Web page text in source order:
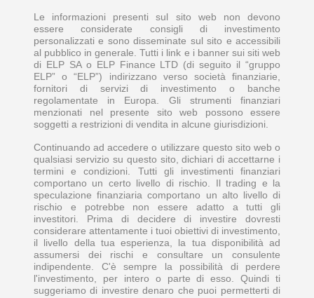
Le informazioni presenti sul sito web non devono
essere considerate consigli di investimento
personalizzati e sono disseminate sul sito e accessibili
al pubblico in generale. Tutti i link e i banner sui siti web
di ELP SA o ELP Finance LTD (di seguito il “gruppo
ELP” o “ELP”) indirizzano verso società finanziarie,
fornitori di servizi di investimento o banche
regolamentate in Europa. Gli strumenti finanziari
menzionati nel presente sito web possono essere
soggetti a restrizioni di vendita in alcune giurisdizioni.
Continuando ad accedere o utilizzare questo sito web o
qualsiasi servizio su questo sito, dichiari di accettarne i
termini e condizioni. Tutti gli investimenti finanziari
comportano un certo livello di rischio. Il trading e la
speculazione finanziaria comportano un alto livello di
rischio e potrebbe non essere adatto a tutti gli
investitori. Prima di decidere di investire dovresti
considerare attentamente i tuoi obiettivi di investimento,
il livello della tua esperienza, la tua disponibilità ad
assumersi dei rischi e consultare un consulente
indipendente. C'è sempre la possibilità di perdere
l'investimento, per intero o parte di esso. Quindi ti
suggeriamo di investire denaro che puoi permetterti di